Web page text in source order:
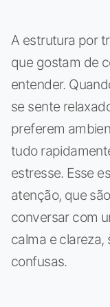
A estrutura por
que gostam de
entender.
se sente
preferem
tudo
estresse. Esse
atenção, que
conversar com
calma e clareza,
confusas.